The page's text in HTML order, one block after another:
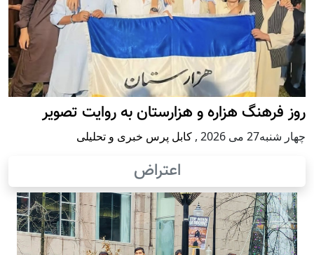
روز فرهنگ هزاره و هزارستان به روایت تصویر
چهار شنبه27 می 2026 , کابل پرس خبری و تحلیلی
اعتراض